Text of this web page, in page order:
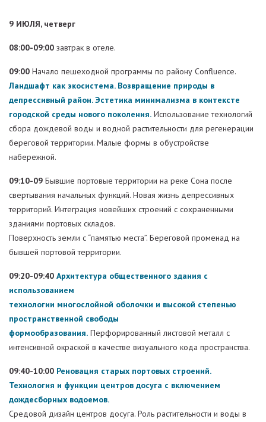
9 ИЮЛЯ, четверг
08:00-09:00 завтрак в отеле.
09:00 Начало пешеходной программы по району Confluence.
Ландшафт как экосистема. Возвращение природы в
депрессивный район. Эстетика минимализма в контексте
городской среды нового поколения. Использование технологий
сбора дождевой воды и водной растительности для регенерации
береговой территории. Малые формы в обустройстве
набережной.
09:10-09 Бывшие портовые территории на реке Сона после
свертывания начальных функций. Новая жизнь депрессивных
территорий. Интеграция новейших строений с сохраненными
зданиями портовых складов.
Поверхность земли с “памятью места”. Береговой променад на
бывшей портовой территории.
09:20-09:40 Архитектура общественного здания с
использованием
технологии многослойной оболочки и высокой степенью
пространственной свободы
формообразования. Перфорированный листовой металл с
интенсивной окраской в качестве визуального кода пространства.
09:40-10:00 Реновация старых портовых строений.
Технология и функции центров досуга с включением
дождесборных водоемов.
Средовой дизайн центров досуга. Роль растительности и воды в